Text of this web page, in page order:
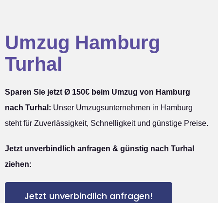
Umzug Hamburg
Turhal
Sparen Sie jetzt Ø 150€ beim Umzug von Hamburg
nach Turhal: Unser Umzugsunternehmen in Hamburg
steht für Zuverlässigkeit, Schnelligkeit und günstige Preise.
Jetzt unverbindlich anfragen & günstig nach Turhal
ziehen:
Jetzt unverbindlich anfragen!